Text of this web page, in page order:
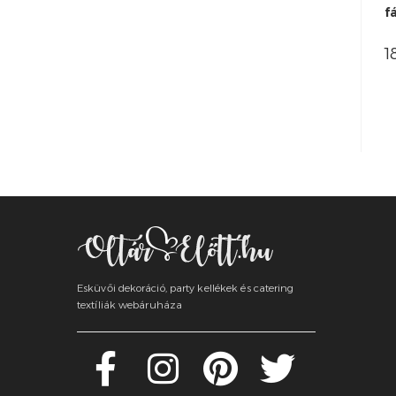
Esküvői dekoráció, party kellékek és catering
textíliák webáruháza